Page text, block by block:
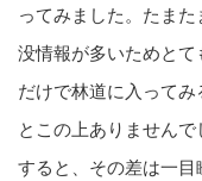
ってみました。たま
没情報が多いためと
だけで林道に入って
とこの上ありません
すると、その差は一